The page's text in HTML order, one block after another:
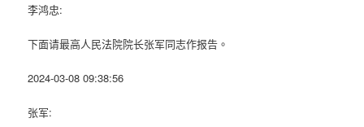
李鸿忠:
下面请最高人民法院院长张军同志作报告。
2024-03-08 09:38:56
张军: